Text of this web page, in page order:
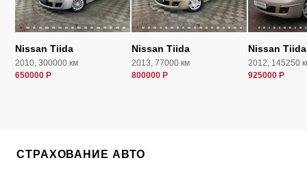
Nissan Tiida
2010, 300000 км
650000 Р
Nissan Tiida
2013, 77000 км
800000 Р
Nissan Tiida
2012, 145250
925000 Р
СТРАХОВАНИЕ АВТО